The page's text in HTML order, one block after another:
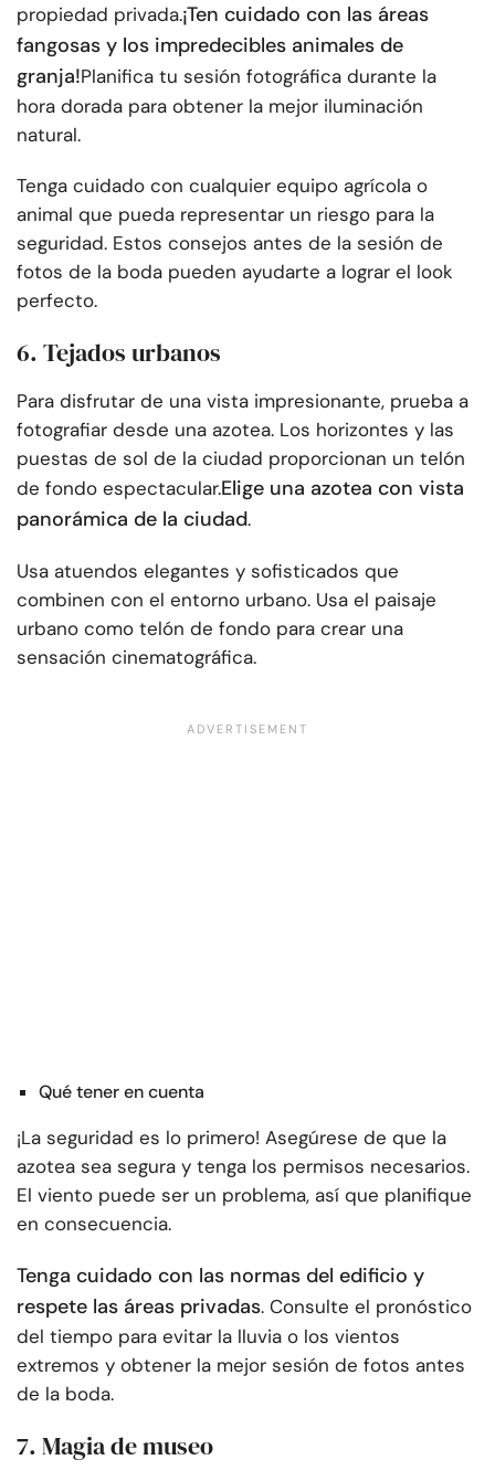
propiedad privada.¡Ten cuidado con las áreas
fangosas y los impredecibles animales de
granja!Planifica tu sesión fotográfica durante la
hora dorada para obtener la mejor iluminación
natural.
Tenga cuidado con cualquier equipo agrícola o
animal que pueda representar un riesgo para la
seguridad. Estos consejos antes de la sesión de
fotos de la boda pueden ayudarte a lograr el look
perfecto.
6. Tejados urbanos
Para disfrutar de una vista impresionante, prueba a
fotografiar desde una azotea. Los horizontes y las
puestas de sol de la ciudad proporcionan un telón
de fondo espectacular.Elige una azotea con vista
panorámica de la ciudad.
Usa atuendos elegantes y sofisticados que
combinen con el entorno urbano. Usa el paisaje
urbano como telón de fondo para crear una
sensación cinematográfica.
Qué tener en cuenta
¡La seguridad es lo primero! Asegúrese de que la
azotea sea segura y tenga los permisos necesarios.
El viento puede ser un problema, así que planifique
en consecuencia.
Tenga cuidado con las normas del edificio y
respete las áreas privadas. Consulte el pronóstico
del tiempo para evitar la lluvia o los vientos
extremos y obtener la mejor sesión de fotos antes
de la boda.
7. Magia de museo